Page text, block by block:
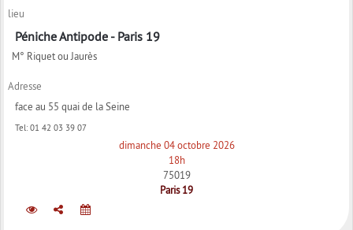
lieu
Péniche Antipode - Paris 19
M° Riquet ou Jaurès
Adresse
face au 55 quai de la Seine
Tel: 01 42 03 39 07
dimanche 04 octobre 2026
18h
75019
Paris 19